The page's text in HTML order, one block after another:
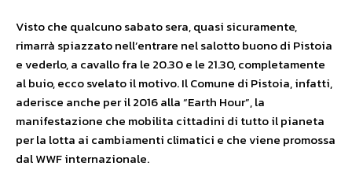
Visto che qualcuno sabato sera, quasi sicuramente,
rimarrà spiazzato nell’entrare nel salotto buono di Pistoia
e vederlo, a cavallo fra le 20.30 e le 21.30, completamente
al buio, ecco svelato il motivo. Il Comune di Pistoia, infatti,
aderisce anche per il 2016 alla “Earth Hour”, la
manifestazione che mobilita cittadini di tutto il pianeta
per la lotta ai cambiamenti climatici e che viene promossa
dal WWF internazionale.